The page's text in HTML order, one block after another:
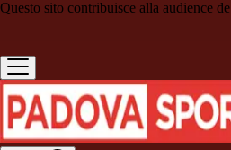
Questo sito contribuisce alla audience de